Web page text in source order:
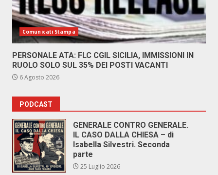
Comunicati Stampa
PERSONALE ATA: FLC CGIL SICILIA, IMMISSIONI IN
RUOLO SOLO SUL 35% DEI POSTI VACANTI
6 Agosto 2026
PODCAST
GENERALE CONTRO GENERALE.
IL CASO DALLA CHIESA – di
Isabella Silvestri. Seconda
parte
25 Luglio 2026